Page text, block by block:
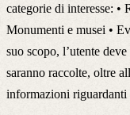
categorie di interesse: •
Monumenti e musei •
suo scopo, l’utente
saranno raccolte, oltre
informazioni riguardanti